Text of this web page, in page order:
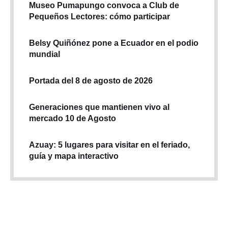
Museo Pumapungo convoca a Club de
Pequeños Lectores: cómo participar
Belsy Quiñónez pone a Ecuador en el podio
mundial
Portada del 8 de agosto de 2026
Generaciones que mantienen vivo al
mercado 10 de Agosto
Azuay: 5 lugares para visitar en el feriado,
guía y mapa interactivo